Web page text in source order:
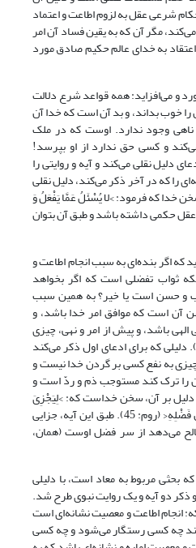
شرعی عقل به لزوم اطاعت و اعتماد
مگر آن که به یقین فساد آن امر
به خدای عالم حکیم صادق مورد
و می‌افزاید: همه قواعد شرع دلالت
خوب بداند، و بد آن است که خدا آن
ناهی وجود ندارد. اوست که در ملک
و کسی حق ندارد از او بپرسد!
تنها ادعای دلیل نقلی می‌کند و آیه و روایتی را
را که در آخر ذکر می‌کند، دلیل نقلی
خدا که فرمود: >لا یُسْئَلُ عَمَّا یَفْعَلُ وَ
23) با آن که عقل حکمی داشته باشد و طبق آن بتوان
که اگر بنده‌ای به سبب انجام اطاعت و
ثواب تفضلی است که اگر بخواهد
و حسن است یا خیر؟ به همین سبب
آن است که موافق امر خدا باشد، و
باشد، و پیش از امر و نهی، چیزی
قبیح و حسن نیست (همان، 119). دلیلی که برای ادعای اول ذکر می‌کند
به نفع کسی بر گردن خدا نیست و
را ترک کند مستوجب ذم و ردّ است و
بر آن، سخن خداست که: >لِیَجْزِیَ
الَّذِینَ آمَنُوا وَ عَمِلُوا الصَّالِحاتِ مِنْ فَضْلِهِ< (روم: 45). طبق این آیه، جزایی
می‌دهد از سر فضل اوست (همان،
بحثی مربوط به معاد است، با دلیلی
ذکر دو آیه و یک روایت نبوی طرح شد.
انجام اطاعت و معصیت نشانه‌ای است
چه کسی رستگار می‌شود و چه کسی